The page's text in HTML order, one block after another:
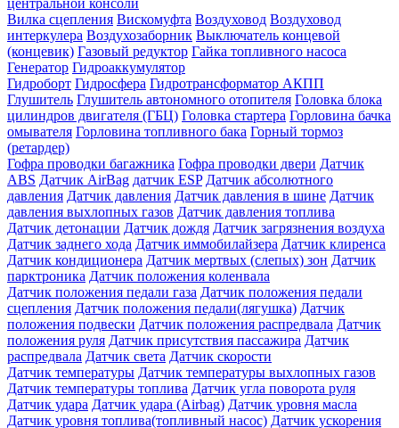
Вилка сцепления Вискомуфта Воздуховод Воздуховод
интеркулера Воздухозаборник Выключатель концевой
(концевик) Газовый редуктор Гайка топливного насоса
Генератор Гидроаккумулятор
Гидроборт Гидросфера Гидротрансформатор АКПП
Глушитель Глушитель автономного отопителя Головка блока
цилиндров двигателя (ГБЦ) Головка стартера Горловина бачка
омывателя Горловина топливного бака Горный тормоз
(ретардер)
Гофра проводки багажника Гофра проводки двери Датчик
ABS Датчик AirBag датчик ESP Датчик абсолютного
давления Датчик давления Датчик давления в шине Датчик
давления выхлопных газов Датчик давления топлива
Датчик детонации Датчик дождя Датчик загрязнения воздуха
Датчик заднего хода Датчик иммобилайзера Датчик клиренса
Датчик кондиционера Датчик мертвых (слепых) зон Датчик
парктроника Датчик положения коленвала
Датчик положения педали газа Датчик положения педали
сцепления Датчик положения педали(лягушка) Датчик
положения подвески Датчик положения распредвала Датчик
положения руля Датчик присутствия пассажира Датчик
распредвала Датчик света Датчик скорости
Датчик температуры Датчик температуры выхлопных газов
Датчик температуры топлива Датчик угла поворота руля
Датчик удара Датчик удара (Airbag) Датчик уровня масла
Датчик уровня топлива(топливный насос) Датчик ускорения